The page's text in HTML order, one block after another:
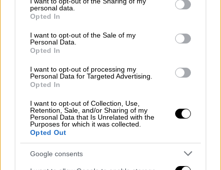
grant or deny consent to Google and its third-party tags to
use your data for below specified purposes in below Google
consent section.
personal data.
Opted In
I want to opt-out of the Sale of my
Personal Data.
Opted In
I want to opt-out of processing my
Personal Data for Targeted Advertising.
Opted In
I want to opt-out of Collection, Use,
Retention, Sale, and/or Sharing of my
Personal Data that Is Unrelated with the
Purposes for which it was collected.
Opted Out
Google consents
συγκεκριμένο πεδίο.
Δικαιούχοι είναι
μέλη/τέκνα(π.χ. ενήλικα τέκνα με αναπηρία/
ανικανότητα που παραμένουν υπό την
προστασία της οικογένειας).
Έτσι, ένας άγαμος μεένα παιδίκαι εισόδημα
39.000 ευρώ
, με